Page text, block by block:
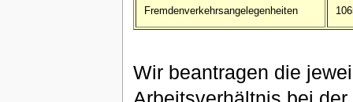
Fremdenverkehrsangelegenheiten
Wir beantragen die